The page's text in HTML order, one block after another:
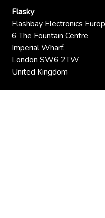
Flasky
Flashbay Electronics
6 The Fountain Centre
Imperial Wharf,
London SW6 2TW
United Kingdom